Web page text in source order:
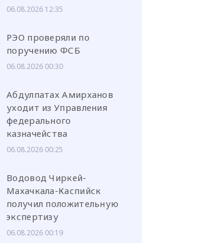
соц. сети
06.08.2026 12:35
РЭО проверяли по
поручению ФСБ
06.08.2026 00:30
Абдулпатах Амирханов
уходит из Управления
федерального
казначейства
06.08.2026 00:25
Водовод Чиркей-
Махачкала-Каспийск
получил положительную
экспертизу
06.08.2026 00:19